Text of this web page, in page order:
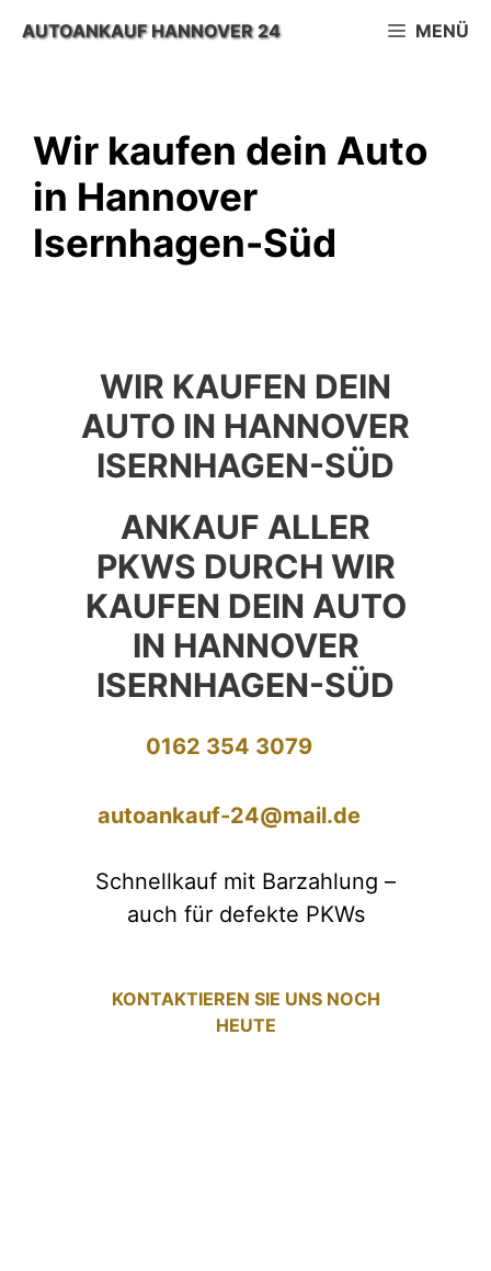
InhaltAUTOANKAUF HANNOVER 24 MENÜ
Wir kaufen dein Auto
in Hannover
Isernhagen-Süd
WIR KAUFEN DEIN
AUTO IN HANNOVER
ISERNHAGEN-SÜD
ANKAUF ALLER
PKWS DURCH WIR
KAUFEN DEIN AUTO
IN HANNOVER
ISERNHAGEN-SÜD
0162 354 3079
autoankauf-24@mail.de
Schnellkauf mit Barzahlung –
auch für defekte PKWs
KONTAKTIEREN SIE UNS NOCH
HEUTE